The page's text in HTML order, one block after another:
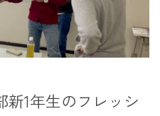
新1年生のフレッシ